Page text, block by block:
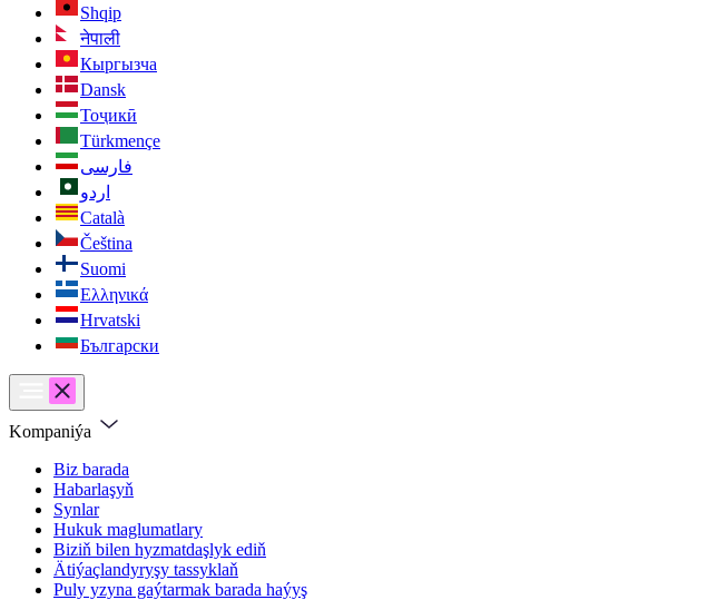
Shqip
नेपाली
Кыргызча
Dansk
Тоҷикӣ
Türkmençe
فارسی
اردو
Català
Čeština
Suomi
Ελληνικά
Hrvatski
Български
Kompaniýa
Biz barada
Habarlaşyň
Synlar
Hukuk maglumatlary
Biziň bilen hyzmatdaşlyk ediň
Ätiýaçlandyryşy tassyklaň
Puly yzyna gaýtarmak barada haýyş